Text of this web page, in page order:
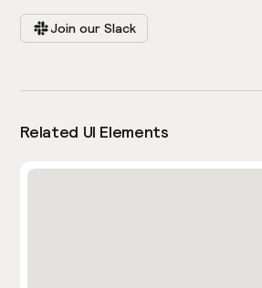
Join our Slack
Related UI Elements